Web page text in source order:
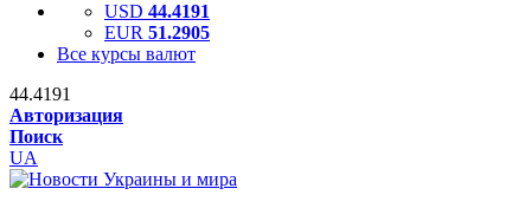
USD 44.4191
EUR 51.2905
Все курсы валют
44.4191
Авторизация
Поиск
UA